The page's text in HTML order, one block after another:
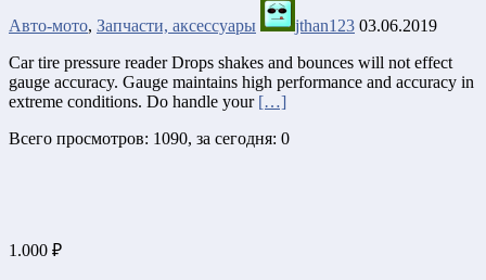
Авто-мото, Запчасти, аксессуары jthan123 03.06.2019
Car tire pressure reader Drops shakes and bounces will not effect
gauge accuracy. Gauge maintains high performance and accuracy in
extreme conditions. Do handle your […]
Всего просмотров: 1090, за сегодня: 0
1.000 ₽